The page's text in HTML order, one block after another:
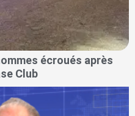
écroués après
Club